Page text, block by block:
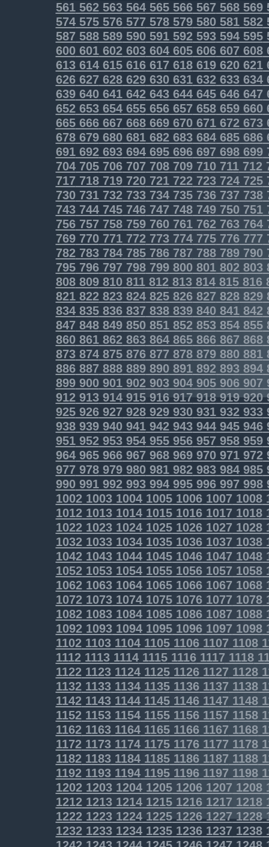
561562563564565566567568569
574575576577578579580581582
587588589590591592593594595
600601602603604605606607608
613614615616617618619620621
626627628629630631632633634
639640641642643644645646647
652653654655656657658659660
665666667668669670671672673
678679680681682683684685686
691692693694695696697698699
704705706707708709710711712
717718719720721722723724725
730731732733734735736737 738
743744745746747748749750751
756757758759760761762763764
769770771772773774775776777
782783784785786787 788789790
795796797798799800801802803
808809810811812813814815816
821822823824825826827 828829
834835836837838839840841842
847848849850851852853854855
860861862863864865866867 868
873874875876877 878879880881
886887888889890891892893894
899900901902903904905906907
912913914915916917918919920
925926927928929930931932933
938939940941942943944945946
951952953954955956957958959
964965966967968969970971972
977978979980981982983984985
990991992993994995996997998
1002100310041005100610071008
1012101310141015101610171018
1022102310241025102610271028
1032103310341035103610371038
1042104310441045104610471048
1052105310541055105610571058
1062106310641065106610671068
107210731074107510761077 1078
108210831084108510861087 1088
109210931094109510961097 1098
110211031104110511061107 1108
111211131114111511161117 1118
112211231124112511261127 1128
113211331134113511361137 1138
114211431144114511461147 1148
115211531154115511561157 1158
116211631164116511661167 1168
117211731174117511761177 1178
118211831184118511861187 1188
119211931194119511961197 1198
120212031204120512061207 1208
121212131214121512161217 1218
1222122312241225122612271228
1232123312341235123612371238